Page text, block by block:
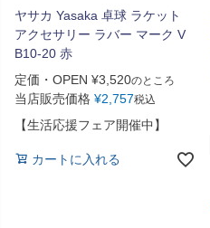
ヤサカ Yasaka 卓球 ラケット
アクセサリー ラバー マーク V
B10-20 赤
定価・OPEN ¥3,520のところ
当店販売価格 ¥2,757税込
【生活応援フェア開催中】
カートに入れる